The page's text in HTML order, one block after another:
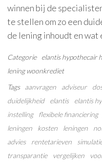
winnen bij de
te stellen om zo een
de lening inhoudt en
Categorie elantis hypothecair
lening woonkrediet
Tags
aanvragen adviseur
duidelijkheid
elantis elantis
instelling
flexibele financiering
leningen
kosten leningen
advies
rentetarieven
transparantie
vergelijken